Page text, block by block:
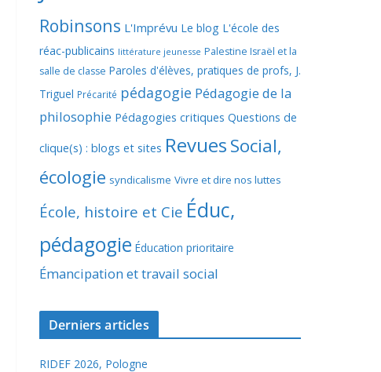
Robinsons L'Imprévu Le blog L'école des
réac-publicains littérature jeunesse Palestine Israël et la
salle de classe Paroles d'élèves, pratiques de profs, J.
Triguel Précarité pédagogie Pédagogie de la
philosophie Pédagogies critiques Questions de
clique(s) : blogs et sites RevuesSocial,
écologie syndicalisme Vivre et dire nos luttes
École, histoire et Cie Éduc,
pédagogie Éducation prioritaire
Émancipation et travail social
Derniers articles
RIDEF 2026, Pologne